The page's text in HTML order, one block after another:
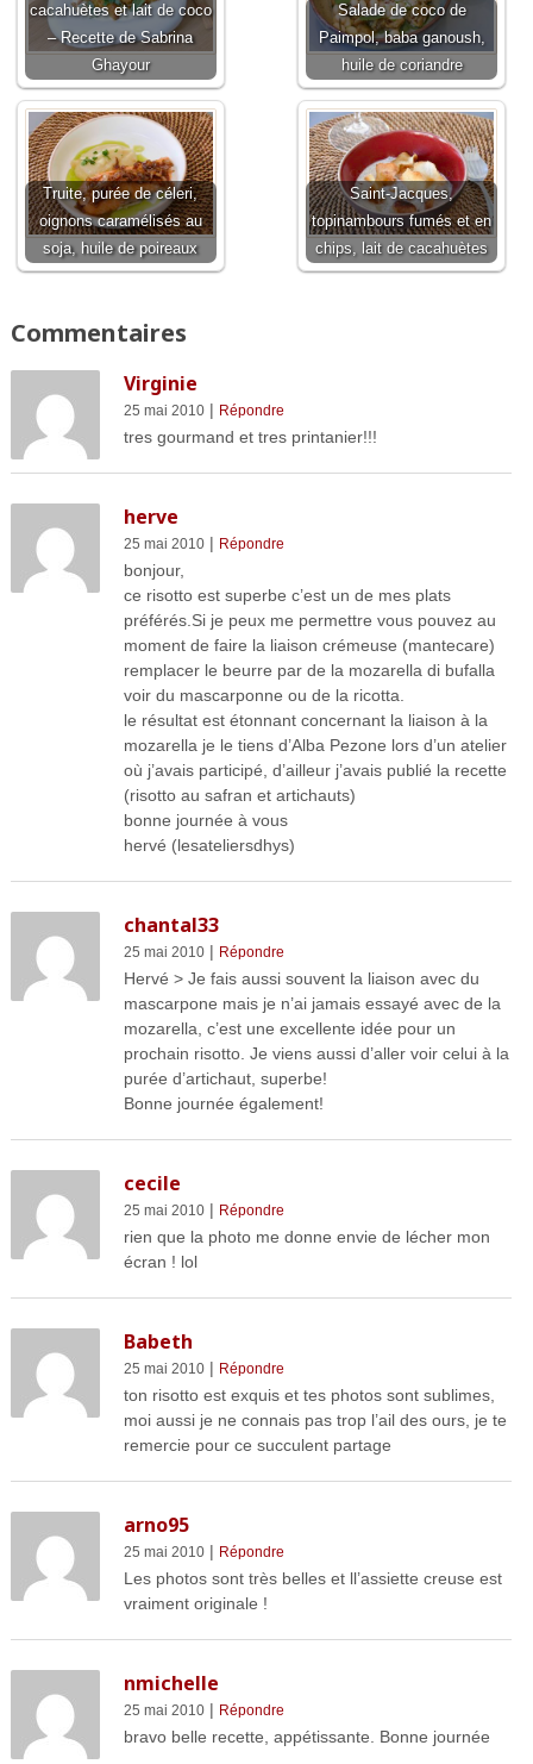
cacahuètes et lait de coco
– Recette de Sabrina
Ghayour
Salade de coco de
Paimpol, baba ganoush,
huile de coriandre
Truite, purée de céleri,
oignons caramélisés au
soja, huile de poireaux
Saint-Jacques,
topinambours fumés et en
chips, lait de cacahuètes
Commentaires
Virginie
25 mai 2010| Répondre
tres gourmand et tres printanier!!!
herve
25 mai 2010| Répondre
bonjour,
ce risotto est superbe c’est un de mes plats
préférés.Si je peux me permettre vous pouvez au
moment de faire la liaison crémeuse (mantecare)
remplacer le beurre par de la mozarella di bufalla
voir du mascarponne ou de la ricotta.
le résultat est étonnant concernant la liaison à la
mozarella je le tiens d’Alba Pezone lors d’un atelier
où j’avais participé, d’ailleur j’avais publié la recette
(risotto au safran et artichauts)
bonne journée à vous
hervé (lesateliersdhys)
chantal33
25 mai 2010| Répondre
Hervé > Je fais aussi souvent la liaison avec du
mascarpone mais je n’ai jamais essayé avec de la
mozarella, c’est une excellente idée pour un
prochain risotto. Je viens aussi d’aller voir celui à la
purée d’artichaut, superbe!
Bonne journée également!
cecile
25 mai 2010| Répondre
rien que la photo me donne envie de lécher mon
écran ! lol
Babeth
25 mai 2010| Répondre
ton risotto est exquis et tes photos sont sublimes,
moi aussi je ne connais pas trop l’ail des ours, je te
remercie pour ce succulent partage
arno95
25 mai 2010| Répondre
Les photos sont très belles et ll’assiette creuse est
vraiment originale !
nmichelle
25 mai 2010| Répondre
bravo belle recette, appétissante. Bonne journée